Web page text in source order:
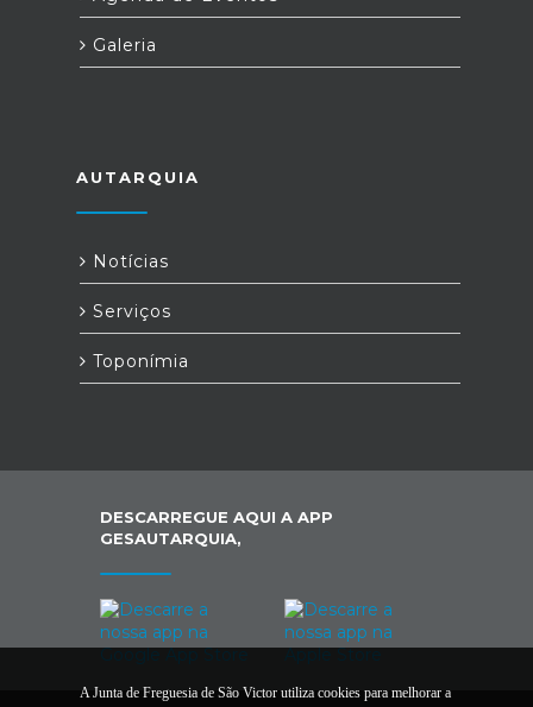
Galeria
AUTARQUIA
Notícias
Serviços
Toponímia
DESCARREGUE AQUI A APP
GESAUTARQUIA,
A Junta de Freguesia de São Victor utiliza cookies para melhorar a